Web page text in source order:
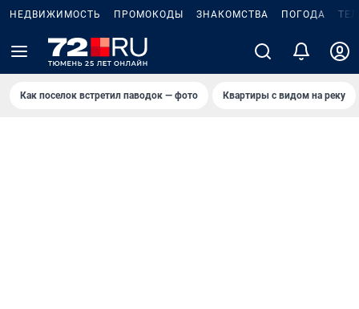
НЕДВИЖИМОСТЬ ПРОМОКОДЫ ЗНАКОМСТВА ПОГОДА
Как поселок встретил паводок — фото Квартиры с видом на реку